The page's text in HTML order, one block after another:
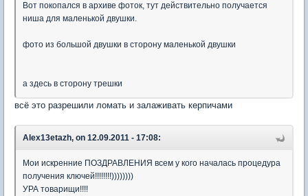
Вот покопался в архиве фоток, тут действительно получается
ниша для маленькой двушки.
фото из большой двушки в сторону маленькой двушки
а здесь в сторону трешки
всё это разрешили ломать и залаживать керпичами
Alex13etazh, on 12.09.2011 - 17:08:
Мои искренние ПОЗДРАВЛЕНИЯ всем у кого началась процедура
получения ключей!!!!!!!!))))))))
УРА товарищи!!!!